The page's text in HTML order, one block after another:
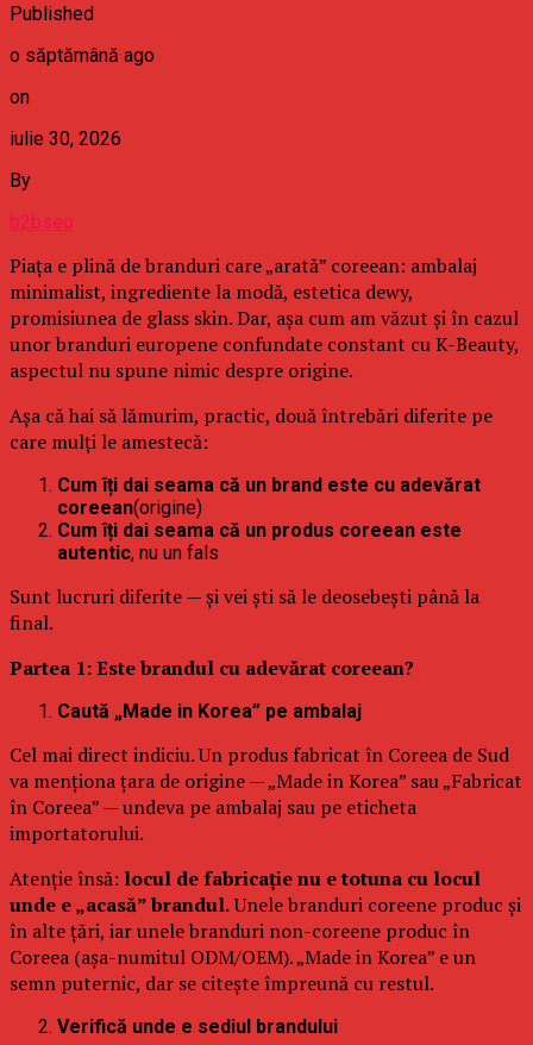
Published
o săptămână ago
on
iulie 30, 2026
By
b2bseo
Piața e plină de branduri care „arată” coreean: ambalaj
minimalist, ingrediente la modă, estetica dewy,
promisiunea de glass skin. Dar, așa cum am văzut și în cazul
unor branduri europene confundate constant cu K-Beauty,
aspectul nu spune nimic despre origine.
Așa că hai să lămurim, practic, două întrebări diferite pe
care mulți le amestecă:
Cum îți dai seama că un brand este cu adevărat
coreean(origine)
Cum îți dai seama că un produs coreean este
autentic, nu un fals
Sunt lucruri diferite — și vei ști să le deosebești până la
final.
Partea 1: Este brandul cu adevărat coreean?
Caută „Made in Korea” pe ambalaj
Cel mai direct indiciu. Un produs fabricat în Coreea de Sud
va menționa țara de origine — „Made in Korea” sau „Fabricat
în Coreea” — undeva pe ambalaj sau pe eticheta
importatorului.
Atenție însă: locul de fabricație nu e totuna cu locul
unde e „acasă” brandul.Unele branduri coreene produc și
în alte țări, iar unele branduri non-coreene produc în
Coreea (așa-numitul ODM/OEM). „Made in Korea” e un
semn puternic, dar se citește împreună cu restul.
Verifică unde e sediul brandului